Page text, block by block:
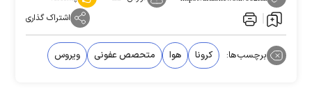
اشتراک گذاری
برچسب‌ها: کرونا هوا متحصص عفونی ویروس